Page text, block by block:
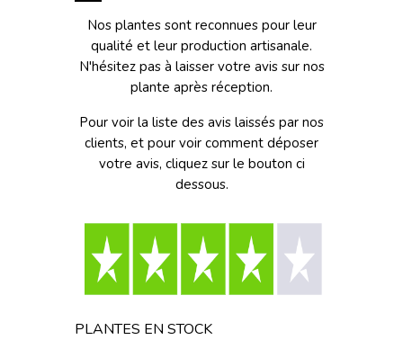
Nos plantes sont reconnues pour leur
qualité et leur production artisanale.
N'hésitez pas à laisser votre avis sur nos
plante après réception.
Pour voir la liste des avis laissés par nos
clients, et pour voir comment déposer
votre avis, cliquez sur le bouton ci
dessous.
PLANTES EN STOCK